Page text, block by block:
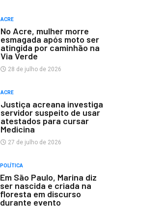
ACRE
No Acre, mulher morre
esmagada após moto ser
atingida por caminhão na
Via Verde
28 de julho de 2026
ACRE
Justiça acreana investiga
servidor suspeito de usar
atestados para cursar
Medicina
27 de julho de 2026
POLÍTICA
Em São Paulo, Marina diz
ser nascida e criada na
floresta em discurso
durante evento